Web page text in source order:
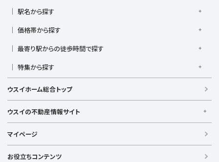
横須賀線
湘南新宿ライン高海
小田急江ノ島線
ブルーライン
みなとみらい線
相鉄いずみ野線
相模鉄道新横浜線
江ノ島電鉄
湘南モノレール
駅名から探す
上大岡駅
鴨居駅
港南台駅
小机駅 桜木町駅
根岸駅
平塚駅
横須賀中央駅
横浜駅
価格帯から探す
4,000万円台
5,000万円台
8,000万円台
最寄り駅からの徒歩時間で探す
駅徒歩7分以内
駅徒歩20分以内
駅徒歩21分以上
特集から探す
日当たり良好
ファミリー向け
南向き・南道路の
LDK15畳以上
海が見える
ウスイホーム総合トップ
ウスイの不動産情報サイト
【借りる】
賃貸住宅
マイページ
お役立ちコンテンツ